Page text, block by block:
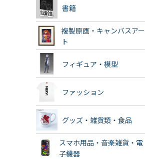
書籍
複製原画・キャンバスアー
ト
フィギュア・模型
ファッション
グッズ・雑貨類・食品
スマホ用品・音楽雑貨・電
子機器